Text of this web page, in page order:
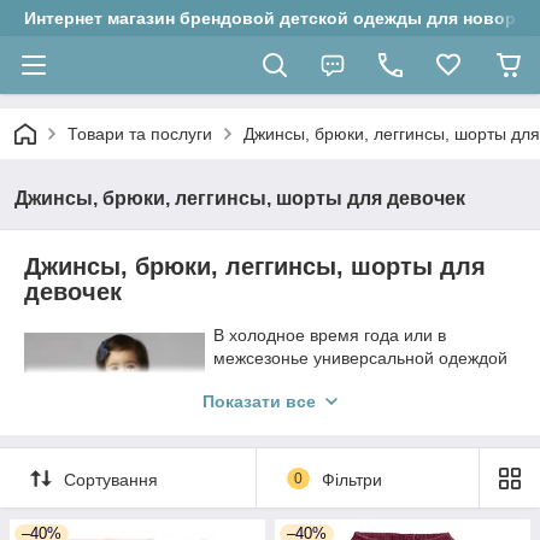
Интернет магазин брендовой детской одежды для
Товари та послуги Джинсы, брюки, леггинсы, шорты
Джинсы, брюки, леггинсы, шорты для девочек
Джинсы, брюки, леггинсы, шорты для
девочек
В холодное время года или в
межсезонье универсальной одеждой
джинсы. Это универсальная одежда,
хорошо защищающая от ветра.
Маленькой дочери можно подобрать
стильные джинсы и брюки для
Показати все
Сортування 0 Фільтри
–40% –40%